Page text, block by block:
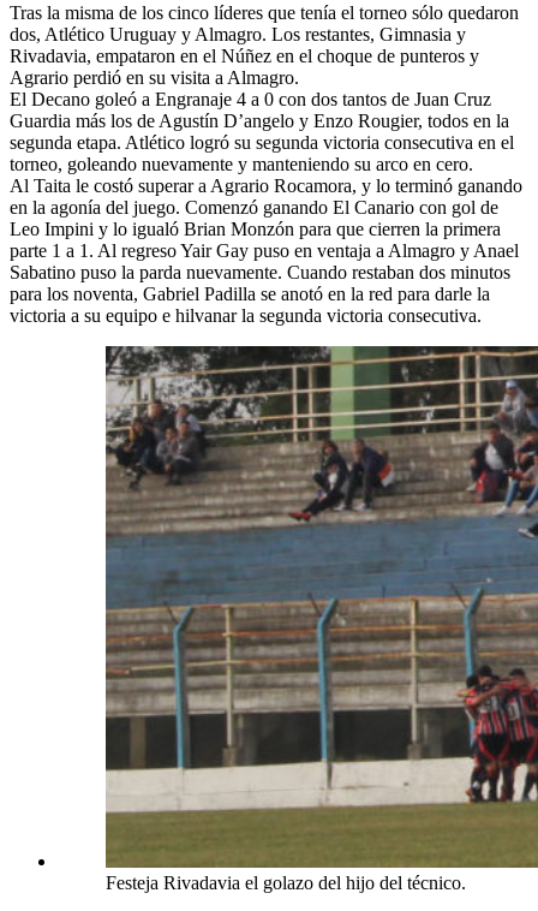
Tras la misma de los cinco líderes que tenía el torneo sólo quedaron
dos, Atlético Uruguay y Almagro. Los restantes, Gimnasia y
Rivadavia, empataron en el Núñez en el choque de punteros y
Agrario perdió en su visita a Almagro.
El Decano goleó a Engranaje 4 a 0 con dos tantos de Juan Cruz
Guardia más los de Agustín D’angelo y Enzo Rougier, todos en la
segunda etapa. Atlético logró su segunda victoria consecutiva en el
torneo, goleando nuevamente y manteniendo su arco en cero.
Al Taita le costó superar a Agrario Rocamora, y lo terminó ganando
en la agonía del juego. Comenzó ganando El Canario con gol de
Leo Impini y lo igualó Brian Monzón para que cierren la primera
parte 1 a 1. Al regreso Yair Gay puso en ventaja a Almagro y Anael
Sabatino puso la parda nuevamente. Cuando restaban dos minutos
para los noventa, Gabriel Padilla se anotó en la red para darle la
victoria a su equipo e hilvanar la segunda victoria consecutiva.
Festeja Rivadavia el golazo del hijo del técnico.